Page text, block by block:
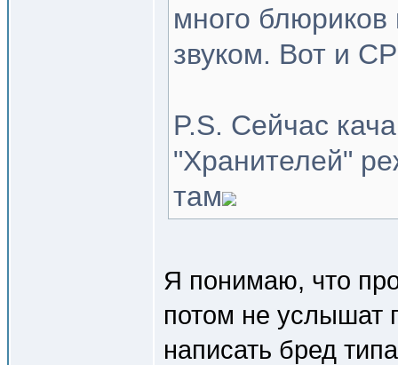
много блюриков
звуком. Вот и
P.S. Сейчас
"Хранителей"
там
Я понимаю, что
потом не услышат
написать бред